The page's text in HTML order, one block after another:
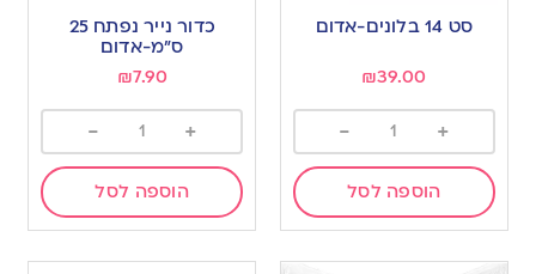
סט 14 בלונים-אדום
₪39.00
+
-
הוספה לסל
wishlist
כדור נייר נפתח 25
ס”מ-אדום
₪7.90
+
-
הוספה לסל